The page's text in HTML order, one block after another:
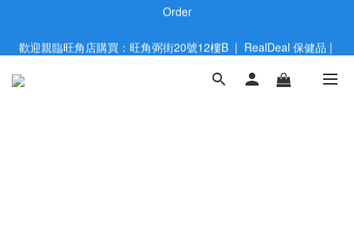
歡迎親臨旺角店購買：旺角弼街20號12樓B  |  RealDeal 保健品 |
歡迎親臨旺角店購買：旺角弼街20號12樓B  |  RealDeal 保健品 |
會員大升級 | 於12個月内消費滿$2200，即成爲黃金會員 | 消費滿